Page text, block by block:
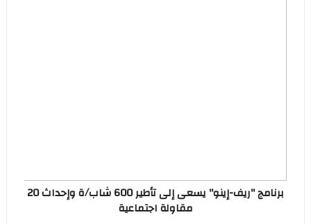
برنامج "ريف-إينو" يسعى إلى تأطير 600 شاب/ة وإحداث 20
مقاولة اجتماعية